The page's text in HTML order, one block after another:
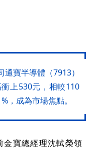
寶半導體（7913）
上530元，相較110
，成為市場焦點。
金寶總經理沈軾榮領